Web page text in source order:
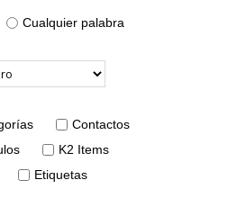
Cualquier palabra
Contactos
K2 Items
Etiquetas